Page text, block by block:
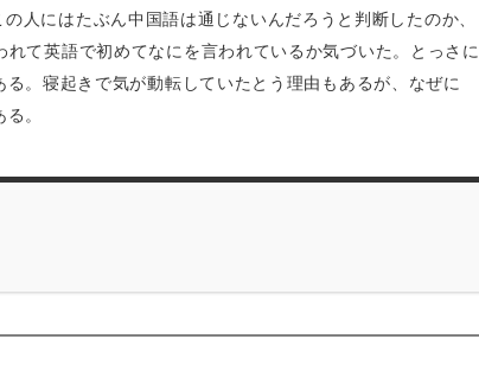
人にはたぶん中国語は通じないんだろうと判断したのか、
て英語で初めてなにを言われているか気づいた。とっさに
。寝起きで気が動転していたとう理由もあるが、なぜに
。